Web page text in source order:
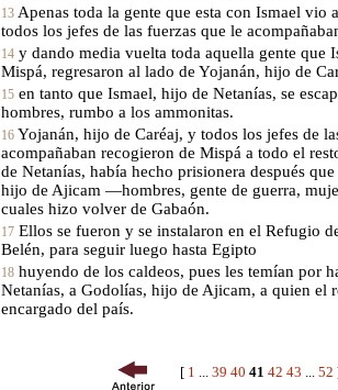
13 Apenas toda la gente que esta con Ismael vio
todos los jefes de las fuerzas que le
14 y dando media vuelta toda aquella gente que
Mispá, regresaron al lado de Yojanán, hijo de
15 en tanto que Ismael, hijo de Netanías, se
hombres, rumbo a los ammonitas.
16 Yojanán, hijo de Caréaj, y todos los jefes de
acompañaban recogieron de Mispá a todo el
de Netanías, había hecho prisionera después
hijo de Ajicam —hombres, gente de guerra,
cuales hizo volver de Gabaón.
17 Ellos se fueron y se instalaron en el Refugio
Belén, para seguir luego hasta Egipto
18 huyendo de los caldeos, pues les temían por
Netanías, a Godolías, hijo de Ajicam, a quien el
encargado del país.
[ 1 ... 39 40 41 42 43 ... 52